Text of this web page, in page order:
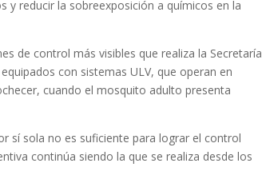
y reducir la sobreexposición a químicos en la
de control más visibles que realiza la Secretaría
con sistemas ULV, que operan en
cuando el mosquito adulto presenta
sí sola no es suficiente para lograr el control
continúa siendo la que se realiza desde los